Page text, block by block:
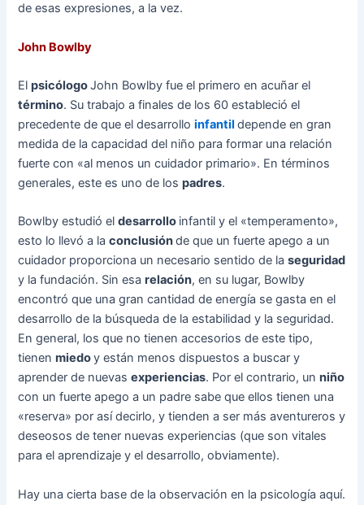
de esas expresiones, a la vez.
John Bowlby
ElpsicólogoJohn Bowlby fue el primero en acuñar el
término. Su trabajo a finales de los 60 estableció el
precedente de que el desarrolloinfantildepende en gran
medida de la capacidad del niño para formar una relación
fuerte con «al menos un cuidador primario». En términos
generales, este es uno de lospadres.
Bowlby estudió eldesarrollo infantil y el «temperamento»,
esto lo llevó a laconclusiónde que un fuerte apego a un
cuidador proporciona un necesario sentido de laseguridad
y la fundación. Sin esarelación, en su lugar, Bowlby
encontró que una gran cantidad de energía se gasta en el
desarrollo de la búsqueda de la estabilidad y la seguridad.
En general, los que no tienen accesorios de este tipo,
tienenmiedoy están menos dispuestos a buscar y
aprender de nuevasexperiencias. Por el contrario, unniño
con un fuerte apego a un padre sabe que ellos tienen una
«reserva» por así decirlo, y tienden a ser más aventureros y
deseosos de tener nuevas experiencias (que son vitales
para el aprendizaje y el desarrollo, obviamente).
Hay una cierta base de la observación en la psicología aquí.